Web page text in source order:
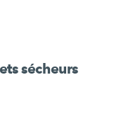
sécheurs